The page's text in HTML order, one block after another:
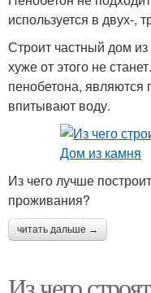
используется в двух-,
Строит частный дом из
хуже от этого не
пенобетона, являются
впитывают воду.
Из чего лучше
проживания?
читать дальше →